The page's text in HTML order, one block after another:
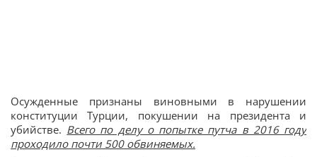
Осужденные признаны виновными в нарушении
конституции Турции, покушении на президента и
убийстве. Всего по делу о попытке путча в 2016 году
проходило почти 500 обвиняемых.